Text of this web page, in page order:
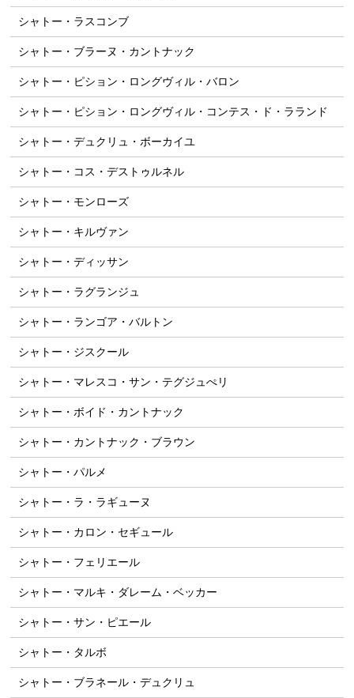
シャトー・ラスコンブ
シャトー・ブラーヌ・カントナック
シャトー・ピション・ロングヴィル・バロン
シャトー・ピション・ロングヴィル・コンテス・ド・ラランド
シャトー・デュクリュ・ボーカイユ
シャトー・コス・デストゥルネル
シャトー・モンローズ
シャトー・キルヴァン
シャトー・ディッサン
シャトー・ラグランジュ
シャトー・ランゴア・バルトン
シャトー・ジスクール
シャトー・マレスコ・サン・テグジュぺリ
シャトー・ボイド・カントナック
シャトー・カントナック・ブラウン
シャトー・パルメ
シャトー・ラ・ラギューヌ
シャトー・カロン・セギュール
シャトー・フェリエール
シャトー・マルキ・ダレーム・ベッカー
シャトー・サン・ピエール
シャトー・タルボ
シャトー・ブラネール・デュクリュ